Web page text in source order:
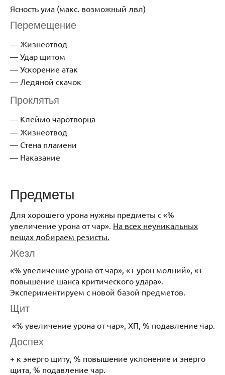
Ясность ума (макс. возможный лвл)
Перемещение
Жизнеотвод
Удар щитом
Ускорение атак
Ледяной скачок
Проклятья
Клеймо чаротворца
Жизнеотвод
Стена пламени
Наказание
Предметы
Для хорошего урона нужны предметы с «%
увеличение урона от чар». На всех неуникальных
вещах добираем резисты.
Жезл
«% увеличение урона от чар», «+ урон молний», «+
повышение шанса критического удара».
Экспериментируем с новой базой предметов.
Щит
«% увеличение урона от чар», ХП, % подавление чар.
Доспех
+ к энерго щиту, % повышение уклонение и энерго
щита, % подавление чар.